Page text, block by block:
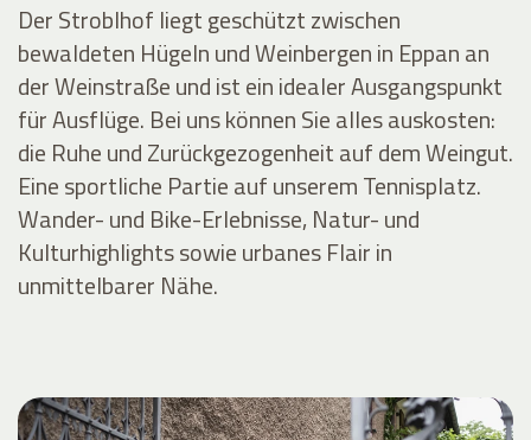
Der Stroblhof liegt geschützt zwischen
bewaldeten Hügeln und Weinbergen in Eppan an
der Weinstraße und ist ein idealer Ausgangspunkt
für Ausflüge. Bei uns können Sie alles auskosten:
die Ruhe und Zurückgezogenheit auf dem Weingut.
Eine sportliche Partie auf unserem Tennisplatz.
Wander- und Bike-Erlebnisse, Natur- und
Kulturhighlights sowie urbanes Flair in
unmittelbarer Nähe.